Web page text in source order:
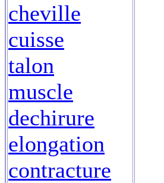
cheville
cuisse
talon
muscle
dechirure
elongation
contracture